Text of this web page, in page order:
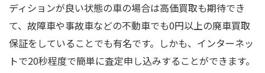
ディションが良い状態の車の場合は高価買取も期待でき
て、故障車や事故車などの不動車でも0円以上の廃車買取
保証をしていることでも有名です。しかも、インターネッ
トで20秒程度で簡単に査定申し込みすることができます。